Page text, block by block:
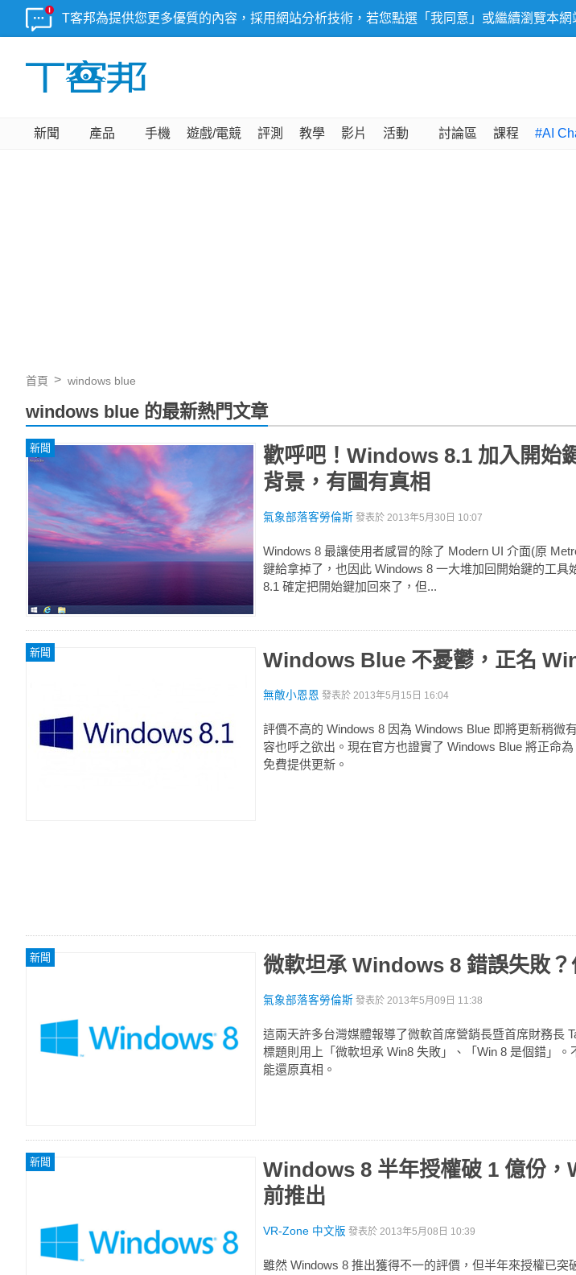
T客邦為提供您更多優質的內容，採用網站分析技術，若您點選「我同意」或繼續瀏覽本
新聞 產品 手機 遊戲/電競 評測 教學 影片 活動 討論區 課程 #AI
首頁 windows blue
windows blue 的最新熱門文章
新聞
歡呼吧！Windows 8.1 加入開始
背景，有圖有真相
氣象部落客勞倫斯 發表於 2013年5月30日 10:07
Windows 8 最讓使用者感冒的除了 Modern UI 介面(原
鍵給拿掉了，也因此 Windows 8 一大堆加回開始鍵的工
8.1 確定把開始鍵加回來了，但...
新聞 Windows Blue 不憂鬱，正名
無敵小恩恩 發表於 2013年5月15日 16:04
評價不高的 Windows 8 因為 Windows Blue 即將更新稍微
容也呼之欲出。現在官方也證實了 Windows Blue 將正命
免費提供更新。
新聞 微軟坦承 Windows 8 錯誤失敗
氣象部落客勞倫斯 發表於 2013年5月09日 11:38
這兩天許多台灣媒體報導了微軟首席營銷長暨首席財務長
標題則用上「微軟坦承 Win8 失敗」、「Win 8 是個錯」
能還原真相。
新聞
Windows 8 半年授權破 1 億份
前推出
VR-Zone 中文版 發表於 2013年5月08日 10:39
雖然 Windows 8 推出獲得不一的評價，但半年來授權已突